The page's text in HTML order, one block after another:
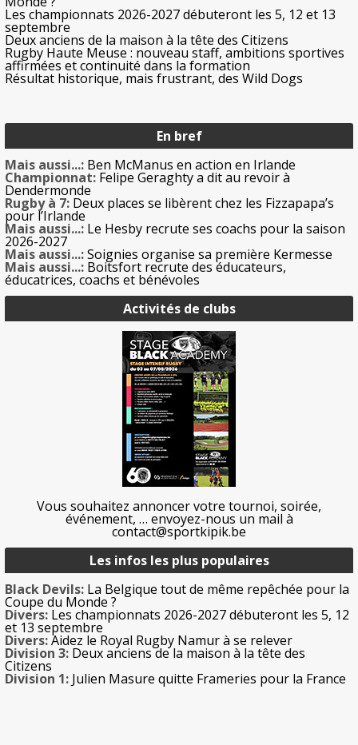
Les championnats 2026-2027 débuteront les 5, 12 et 13
septembre
Deux anciens de la maison à la tête des Citizens
Rugby Haute Meuse : nouveau staff, ambitions sportives
affirmées et continuité dans la formation
Résultat historique, mais frustrant, des Wild Dogs
En bref
Mais aussi...: Ben McManus en action en Irlande
Championnat: Felipe Geraghty a dit au revoir à
Dendermonde
Rugby à 7: Deux places se libèrent chez les Fizzapapa’s
pour l’Irlande
Mais aussi...: Le Hesby recrute ses coachs pour la saison
2026-2027
Mais aussi...:Soignies organise sa première Kermesse
Mais aussi...: Boitsfort recrute des éducateurs,
éducatrices, coachs et bénévoles
Activités de clubs
Vous souhaitez annoncer votre tournoi, soirée,
événement, … envoyez-nous un mail à
contact@sportkipik.be
Les infos les plus populaires
Black Devils: La Belgique tout de même repêchée pour la
Coupe du Monde ?
Divers: Les championnats 2026-2027 débuteront les 5, 12
et 13 septembre
Divers:Aidez le Royal Rugby Namur à se relever
Division 3: Deux anciens de la maison à la tête des
Citizens
Division 1: Julien Masure quitte Frameries pour la France